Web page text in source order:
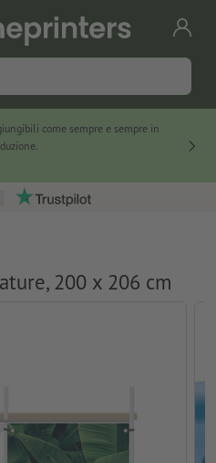
come sempre e sempre in
200 x 206 cm